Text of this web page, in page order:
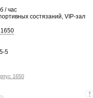
/ час
состязаний, VIP-зал
1650
5
1650